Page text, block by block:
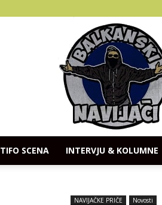
TIFO SCENA INTERVJU & KOLUMNE
NAVIJAČKE PRIČE Novosti